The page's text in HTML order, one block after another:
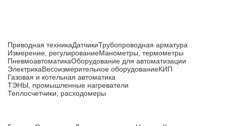
Приводная техникаДатчикиТрубопроводная арматура
Измерение, регулированиеМанометры, термометры
ПневмоавтоматикаОборудование для автоматизации
ЭлектрикаВесоизмерительное оборудованиеКИП
Газовая и котельная автоматика
ТЭНЫ, промышленные нагреватели
Теплосчетчики, расходомеры